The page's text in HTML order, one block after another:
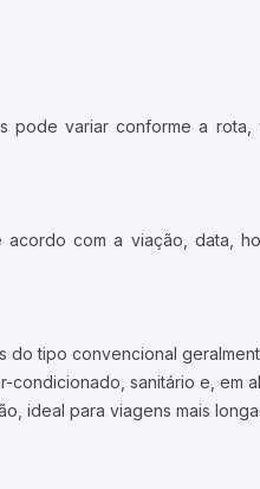
pode variar conforme a
acordo com a viação, data,
do tipo convencional
condicionado, sanitário e, em
ideal para viagens mais